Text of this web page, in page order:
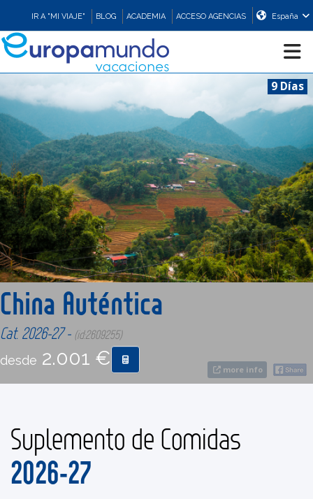
IR A "MI VIAJE" BLOG ACADEMIA ACCESO AGENCIAS España
EUROPA
ASIA
ORIENTE
PROMOCIONES
COMPRAR
CONTACTO
9 Días
more info
China Auténtica
Cat. 2026-27 - (id:2609255)
desde 2.001 €
Suplemento de Comidas
2026-27